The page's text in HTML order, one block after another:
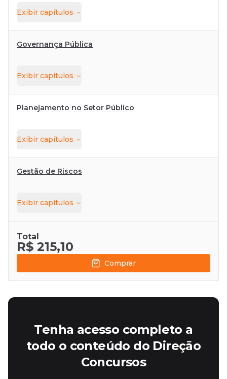
Exibir capítulos
Governança Pública
Exibir capítulos
Planejamento no Setor Público
Exibir capítulos
Gestão de Riscos
Exibir capítulos
Total
R$ 215,10
Comprar
Tenha acesso completo a
todo o conteúdo do Direção
Concursos